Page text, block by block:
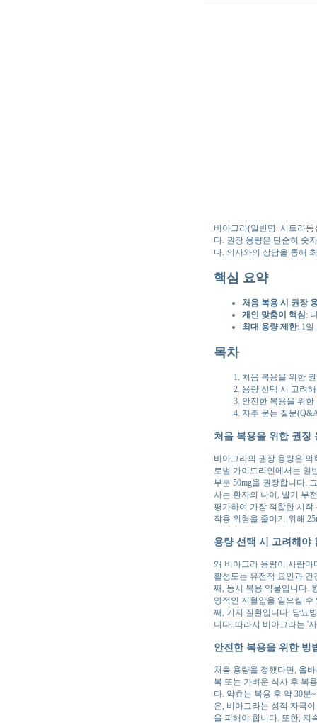
비아그라(일반명: 시트라
다. 권장 용량은 단순히 숫
다. 의사와의 상담을 통해
핵심 요약
처음 복용 시 권장
개인 맞춤이 핵심:
최대 용량 제한: 1일
목차
처음 복용을 위한
용량 선택 시 고려
안전한 복용을 위
자주 묻는 질문
처음 복용을 위한 권장
비아그라의 권장 용량은
로벌 가이드라인에서는 일
부분 50mg을 권장합니다.
사는 환자의 나이, 발기 부
평가하여 가장 적합한 시작
작용 위험을 줄이기 위해
용량 선택 시 고려해야
왜 비아그라 용량이 사람마
활성도는 유전적 요인과
째, 동시 복용 약물입니다.
명적인 저혈압을 일으킬
째, 기저 질환입니다. 당뇨
니다. 따라서 비아그라는 '
안전한 복용을 위한 방
처음 용량을 정했다면, 올
복 또는 가벼운 식사 후 복
다. 약효는 복용 후 약 30분
은, 비아그라는 성적 자극
을 피해야 합니다. 또한, 지